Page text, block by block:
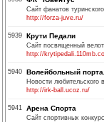
Сайт фанатов
http://forza-juve.ru/
5939 Крути Педали
Сайт посвященный
http://
5940 Волейбольный
Новости любительского
http://irk-ball.ucoz.ru/
5941 Арена Спорта
Сайт спортивных